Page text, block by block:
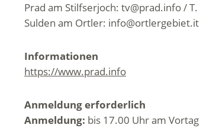
Prad am Stilfserjoch: tv@prad.info /
Sulden am Ortler:
Informationen
https://www.prad.info
Anmeldung erforderlich
Anmeldung: bis 17.00 Uhr am